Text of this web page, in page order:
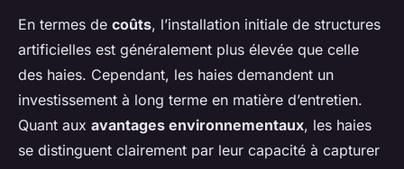
En termes de coûts, l’installation initiale de structures
artificielles est généralement plus élevée que celle
des haies. Cependant, les haies demandent un
investissement à long terme en matière d’entretien.
Quant aux avantages environnementaux, les haies
se distinguent clairement par leur capacité à capturer